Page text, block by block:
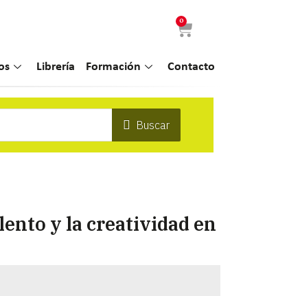
0
Librería Formación Contacto
Buscar
y la creatividad en